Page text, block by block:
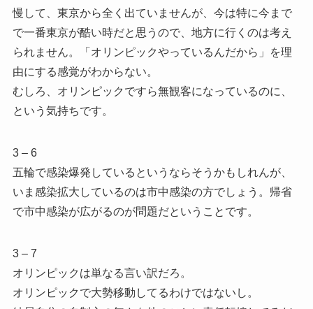
慢して、東京から全く出ていませんが、今は特に今まで
で一番東京が酷い時だと思うので、地方に行くのは考え
られません。「オリンピックやっているんだから」を理
由にする感覚がわからない。
むしろ、オリンピックですら無観客になっているのに、
という気持ちです。
3 – 6
五輪で感染爆発しているというならそうかもしれんが、
いま感染拡大しているのは市中感染の方でしょう。帰省
で市中感染が広がるのが問題だということです。
3 – 7
オリンピックは単なる言い訳だろ。
オリンピックで大勢移動してるわけではないし。